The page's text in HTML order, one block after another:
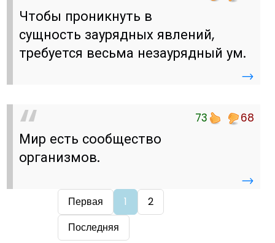
Чтобы проникнуть в
сущность заурядных явлений,
требуется весьма незаурядный ум.
→
73 68
Мир есть сообщество
организмов.
→
Первая 1
2
Последняя